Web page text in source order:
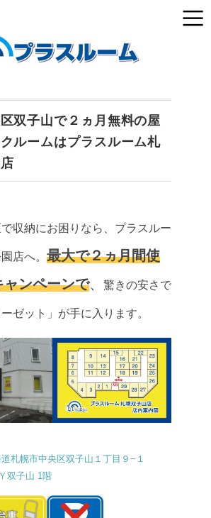
双子山で２ヵ月無料の屋
ルームはプラスルーム札
収納にお困りなら、プラスルー
店へ。 最大で２ヵ月間使
ャンペーンで、 驚きの安さで
ーゼット」が手に入ります。
札幌市中央区双子山１丁目９−１
双子山 1階